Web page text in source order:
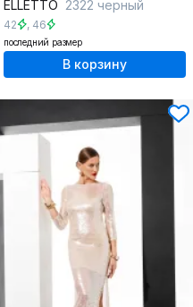
ELLETTO 2322 черный
42 , 46
последний размер
В корзину